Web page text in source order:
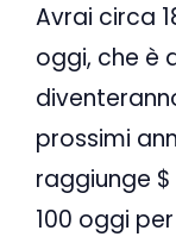
Avrai circa
oggi, che è
prossimi
raggiunge $
100 oggi